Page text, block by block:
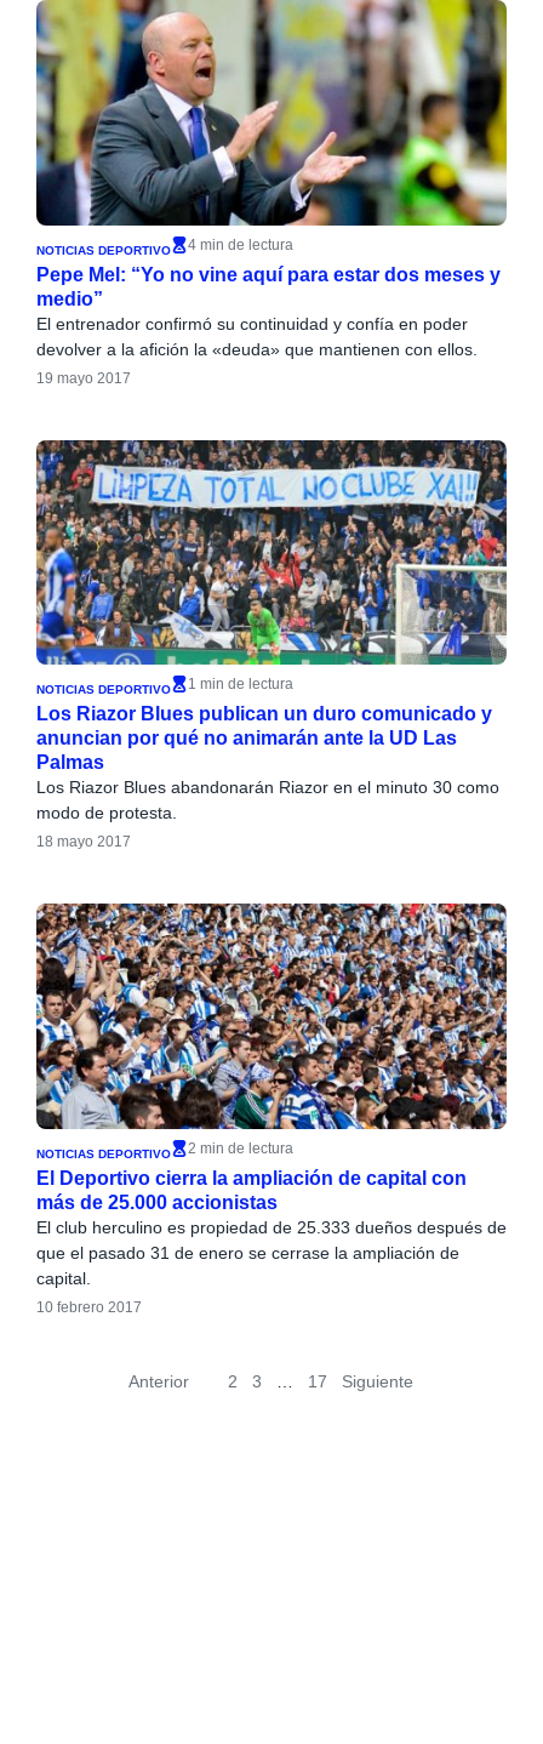
NOTICIAS DEPORTIVO 4 min de lectura
Pepe Mel: “Yo no vine aquí para estar dos meses y
medio”
El entrenador confirmó su continuidad y confía en poder
devolver a la afición la «deuda» que mantienen con ellos.
19 mayo 2017
NOTICIAS DEPORTIVO 1 min de lectura
Los Riazor Blues publican un duro comunicado y
anuncian por qué no animarán ante la UD Las
Palmas
Los Riazor Blues abandonarán Riazor en el minuto 30 como
modo de protesta.
18 mayo 2017
NOTICIAS DEPORTIVO 2 min de lectura
El Deportivo cierra la ampliación de capital con
más de 25.000 accionistas
El club herculino es propiedad de 25.333 dueños después de
que el pasado 31 de enero se cerrase la ampliación de
capital.
10 febrero 2017
Anterior 2 3 17 Siguiente